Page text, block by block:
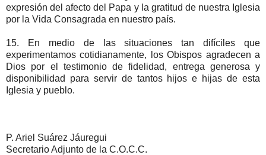
expresión del afecto del Papa y la gratitud de nuestra Iglesia
por la Vida Consagrada en nuestro país.
15. En medio de las situaciones tan difíciles que
experimentamos cotidianamente, los Obispos agradecen a
Dios por el testimonio de fidelidad, entrega generosa y
disponibilidad para servir de tantos hijos e hijas de esta
Iglesia y pueblo.
P. Ariel Suárez Jáuregui
Secretario Adjunto de la C.O.C.C.